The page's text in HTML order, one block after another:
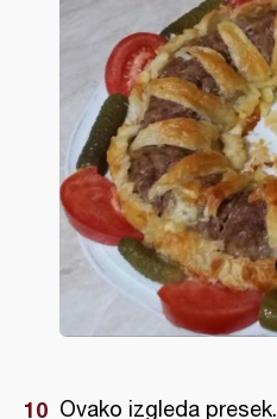
Ovako izgleda presek.